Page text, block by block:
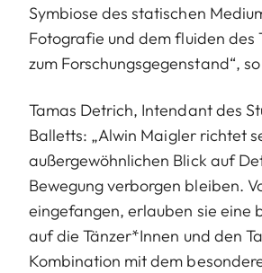
Symbiose des statischen
Fotografie und dem fluiden des
zum Forschungsgegenstand“,
Tamas Detrich, Intendant des
Balletts: „Alwin Maigler richtet
außergewöhnlichen Blick auf
Bewegung verborgen bleiben.
eingefangen, erlauben sie eine
auf die Tänzer*Innen und den
Kombination mit dem